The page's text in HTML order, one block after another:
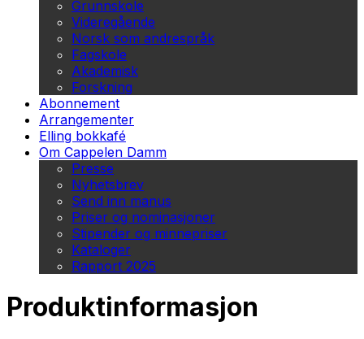
Grunnskole
Videregående
Norsk som andrespråk
Fagskole
Akademisk
Forskning
Abonnement
Arrangementer
Elling bokkafé
Om Cappelen Damm
Presse
Nyhetsbrev
Send inn manus
Priser og nominasjoner
Stipender og minnepriser
Kataloger
Rapport 2025
Produktinformasjon